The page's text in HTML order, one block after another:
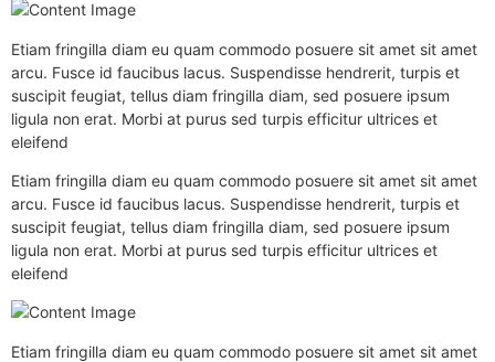
Etiam fringilla diam eu quam commodo posuere sit amet sit amet
arcu. Fusce id faucibus lacus. Suspendisse hendrerit, turpis et
suscipit feugiat, tellus diam fringilla diam, sed posuere ipsum
ligula non erat. Morbi at purus sed turpis efficitur ultrices et
eleifend
Etiam fringilla diam eu quam commodo posuere sit amet sit amet
arcu. Fusce id faucibus lacus. Suspendisse hendrerit, turpis et
suscipit feugiat, tellus diam fringilla diam, sed posuere ipsum
ligula non erat. Morbi at purus sed turpis efficitur ultrices et
eleifend
Etiam fringilla diam eu quam commodo posuere sit amet sit amet